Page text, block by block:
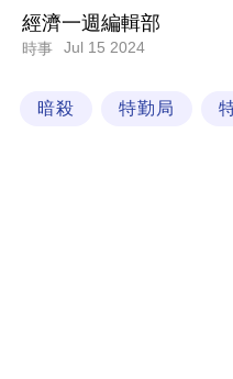
業
科
經濟一週編輯部
時事 Jul 15 2024
暗殺 特勤局